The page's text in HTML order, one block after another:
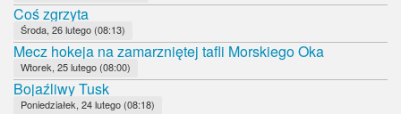
Coś zgrzyta
Środa, 26 lutego (08:13)
Mecz hokeja na zamarzniętej tafli Morskiego Oka
Wtorek, 25 lutego (08:00)
Bojaźliwy Tusk
Poniedziałek, 24 lutego (08:18)